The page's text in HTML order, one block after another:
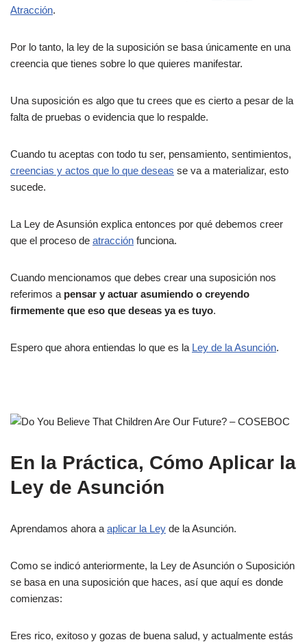
Atracción.
Por lo tanto, la ley de la suposición se basa únicamente en una
creencia que tienes sobre lo que quieres manifestar.
Una suposición es algo que tu crees que es cierto a pesar de la
falta de pruebas o evidencia que lo respalde.
Cuando tu aceptas con todo tu ser, pensamiento, sentimientos,
creencias y actos que lo que deseas se va a materializar, esto
sucede.
La Ley de Asunsión explica entonces por qué debemos creer
que el proceso de atracción funciona.
Cuando mencionamos que debes crear una suposición nos
referimos a pensar y actuar asumiendo o creyendo
firmemente que eso que deseas ya es tuyo.
Espero que ahora entiendas lo que es la Ley de la Asunción.
En la Práctica, Cómo Aplicar la
Ley de Asunción
Aprendamos ahora a aplicar la Ley de la Asunción.
Como se indicó anteriormente, la Ley de Asunción o Suposición
se basa en una suposición que haces, así que aquí es donde
comienzas:
Eres rico, exitoso y gozas de buena salud, y actualmente estás